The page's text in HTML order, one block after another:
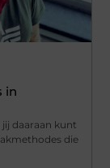
in
daaraan kunt
die